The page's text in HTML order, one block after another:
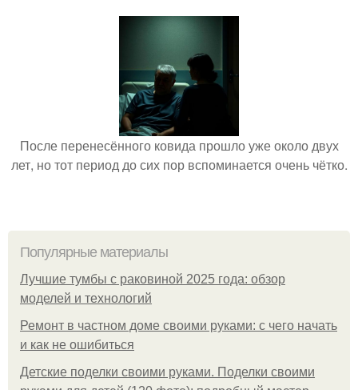
После перенесённого ковида прошло уже около двух
лет, но тот период до сих пор вспоминается очень чётко.
Популярные материалы
Лучшие тумбы с раковиной 2025 года: обзор
моделей и технологий
Ремонт в частном доме своими руками: с чего начать
и как не ошибиться
Детские поделки своими руками. Поделки своими